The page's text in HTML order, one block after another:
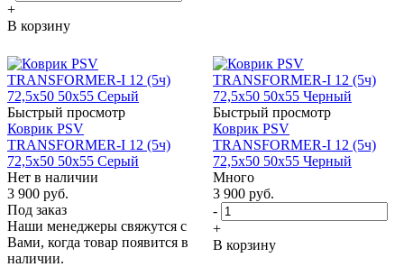
+
В корзину
Быстрый просмотр
Коврик PSV
TRANSFORMER-I 12 (5ч)
72,5х50 50х55 Серый
Нет в наличии
3 900 руб.
Под заказ
Наши менеджеры свяжутся с
Вами, когда товар появится в
наличии.
Быстрый просмотр
Коврик PSV
TRANSFORMER-I 12 (5ч)
72,5х50 50х55 Черный
Много
3 900 руб.
-
+
В корзину